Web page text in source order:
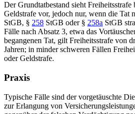
Der Grundtatbestand sieht Freiheitsstrafe
Geldstrafe vor, jedoch nur, wenn die Tat
StGB, § 258 StGB oder § 258a StGB
Fälle nach Absatz 3, etwa das
begangenen Tat, gilt Freiheitsstrafe von
Jahren; in minder schweren Fällen
oder Geldstrafe.
Praxis
Typische Fälle sind der vorgetäuschte
zur Erlangung von